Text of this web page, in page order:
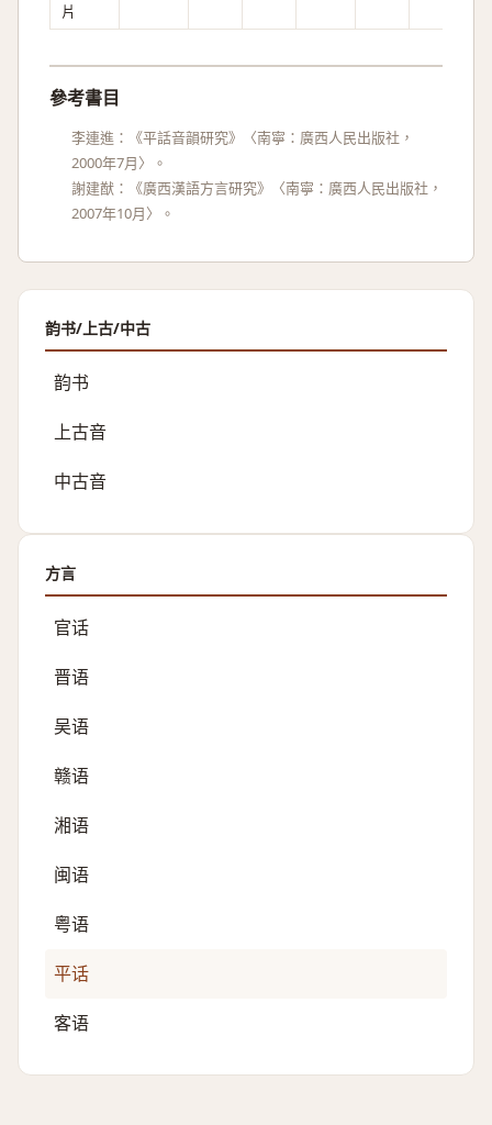
片
參考書目
李連進：《平話音韻研究》〈南寧：廣西人民出版社，
2000年7月〉。
謝建猷：《廣西漢語方言研究》〈南寧：廣西人民出版社，
2007年10月〉。
韵书/上古/中古
韵书
上古音
中古音
方言
官话
晋语
吴语
赣语
湘语
闽语
粤语
平话
客语